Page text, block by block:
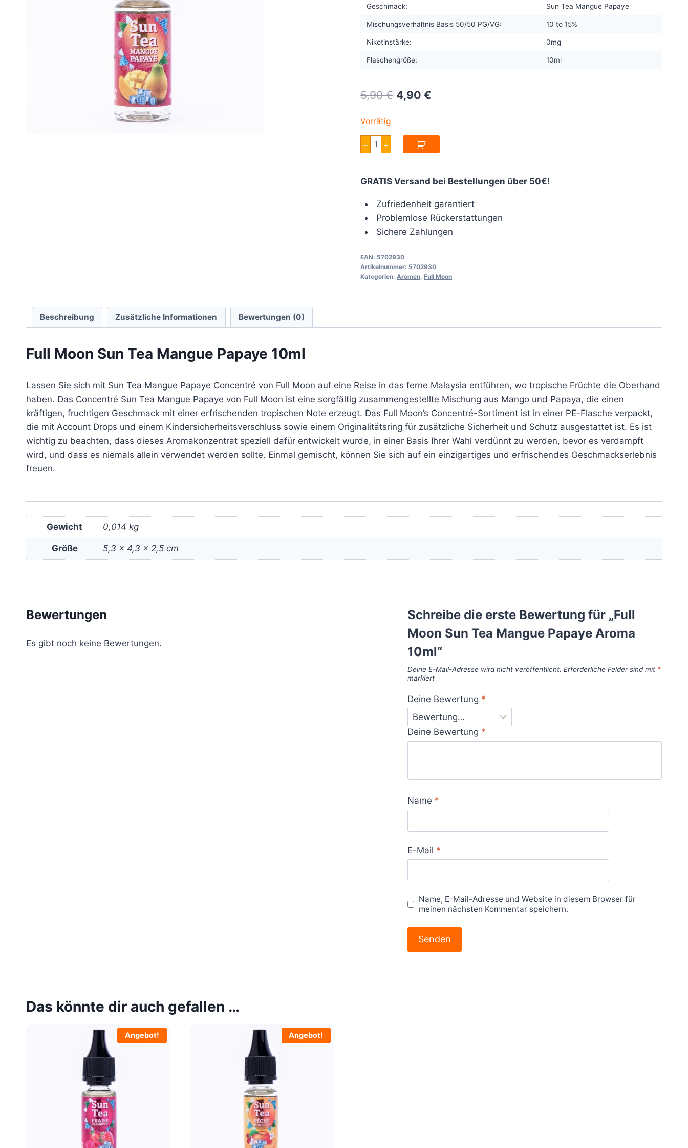
Geschmack: Sun Tea Mangue Papaye
Mischungsverhältnis Basis 50/50 PG/VG: 10 to 15%
Nikotinstärke: 0mg
Flaschengröße: 10ml
5,90€ Original
5,90 €.
4,90 €
Vorrätig
–
Full
Moon
Sun
Papaye
10ml
Menge
+
GRATIS Versand bei Bestellungen über 50€!
Zufriedenheit garantiert
Problemlose Rückerstattungen
Sichere Zahlungen
EAN: 5702930
Artikelnummer: 5702930
Kategorien: Aromen Full Moon
Beschreibung Zusätzliche Informationen Bewertungen (0)
Full Moon Sun Tea Mangue Papaye 10ml
Lassen Sie sich mit Sun Tea Mangue Papaye Concentré von Full Moon auf eine Reise in das ferne Malaysia entführen, wo tropische Früchte die Oberhand
haben. Das Concentré Sun Tea Mangue Papaye von Full Moon ist eine sorgfältig zusammengestellte Mischung aus Mango und Papaya, die einen
kräftigen, fruchtigen Geschmack mit einer erfrischenden tropischen Note erzeugt. Das Full Moon’s Concentré-Sortiment ist in einer PE-Flasche verpackt,
die mit Account Drops und einem Kindersicherheitsverschluss sowie einem Originalitätsring für zusätzliche Sicherheit und Schutz ausgestattet ist. Es ist
wichtig zu beachten, dass dieses Aromakonzentrat speziell dafür entwickelt wurde, in einer Basis Ihrer Wahl verdünnt zu werden, bevor es verdampft
wird, und dass es niemals allein verwendet werden sollte. Einmal gemischt, können Sie sich auf ein einzigartiges und erfrischendes Geschmackserlebnis
freuen.
Gewicht 0,014 kg
Größe 5,3 × 4,3 × 2,5 cm
Bewertungen
Es gibt noch keine Bewertungen.
Schreibe die erste Bewertung für „Full
Moon Sun Tea Mangue Papaye Aroma
10ml“
Deine E-Mail-Adresse wird nicht veröffentlicht. Erforderliche Felder sind mit *
markiert
Deine Bewertung *
Deine Bewertung *
Name *
E-Mail *
Name, E-Mail-Adresse und Website in diesem Browser für
meinen nächsten Kommentar speichern.
Das könnte dir auch gefallen …
Angebot! Angebot!